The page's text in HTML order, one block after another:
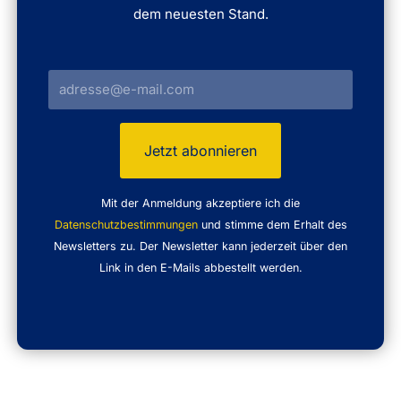
dem neuesten Stand.
Mit der Anmeldung akzeptiere ich die
Datenschutzbestimmungenund stimme dem Erhalt des
Newsletters zu. Der Newsletter kann jederzeit über den
Link in den E-Mails abbestellt werden.